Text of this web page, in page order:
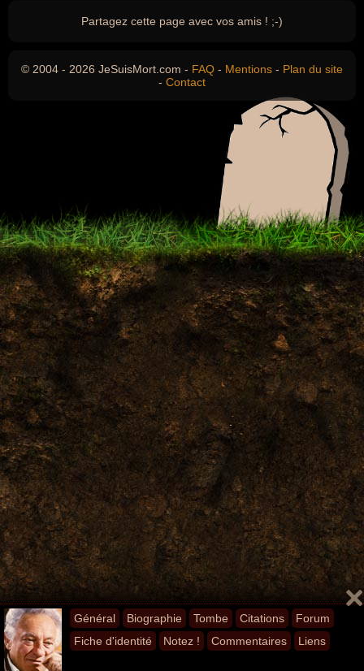
Général Biographie Tombe Citations
Forum
Fiche d'identité
Notez ! Commentaires Liens
Partagez cette page avec vos amis ! ;-)
© 2004 - 2026 JeSuisMort.com - FAQ - Mentions - Plan du site
- Contact